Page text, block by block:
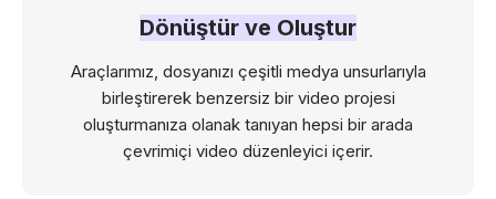
Dönüştür ve Oluştur
Araçlarımız, dosyanızı çeşitli medya unsurlarıyla
birleştirerek benzersiz bir video projesi
oluşturmanıza olanak tanıyan hepsi bir arada
çevrimiçi video düzenleyici içerir.